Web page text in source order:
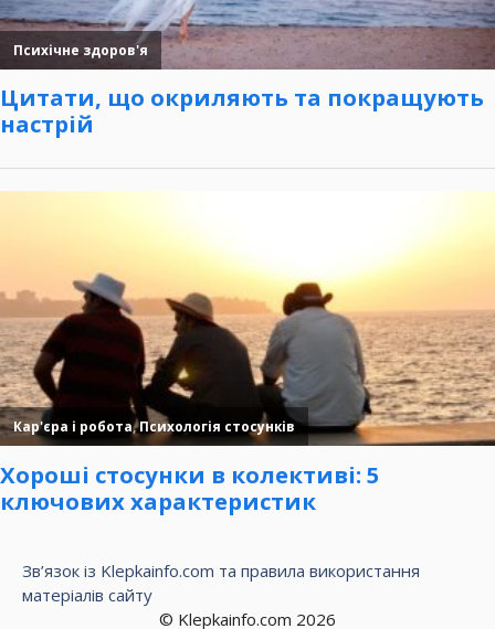
© Klepkainfo.com 2026
Зв’язок із Klepkainfo.com та правила використання
матеріалів сайту